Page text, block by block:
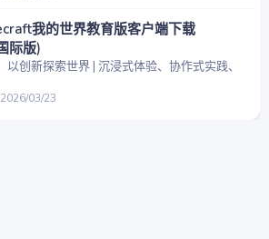
我的世界教育版客户端下载
际版)
以创新探索世界 | 沉浸式体验、协作式实践、
2026/03/23